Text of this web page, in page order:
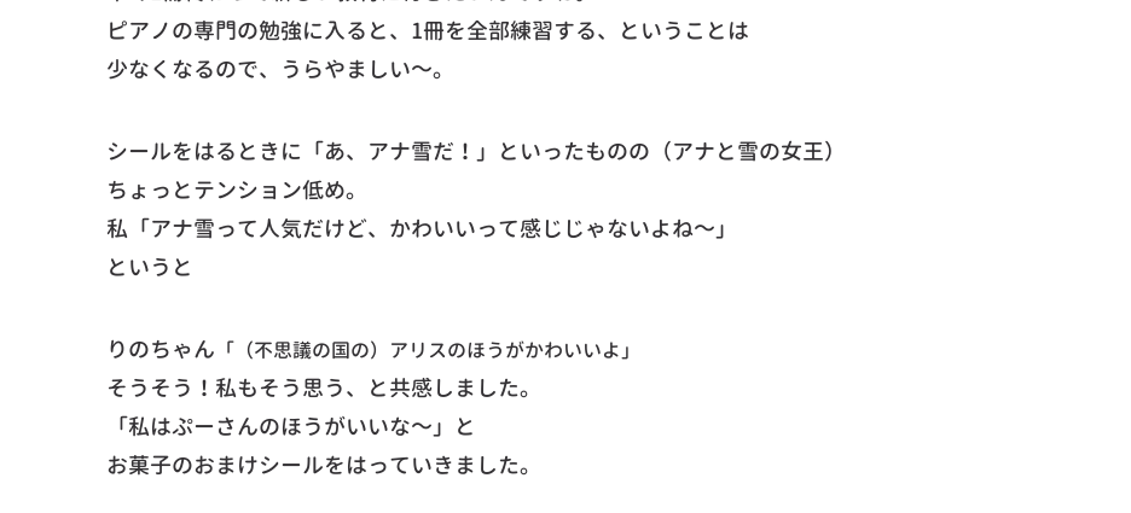
ピアノの専門の勉強に入ると、1冊を全部練習する、ということは
少なくなるので、うらやましい～。
シールをはるときに「あ、アナ雪だ！」といったものの（アナと雪の女王）
ちょっとテンション低め。
私「アナ雪って人気だけど、かわいいって感じじゃないよね～」
というと
りのちゃん 「（不思議の国の）アリスのほうがかわいいよ」
そうそう！私もそう思う、と共感しました。
「私はぷーさんのほうがいいな～」と
お菓子のおまけシールをはっていきました。